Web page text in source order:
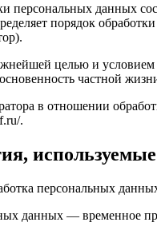
персональных данных
порядок
целью и
частной
в отношении
.
персональных
данных — временное